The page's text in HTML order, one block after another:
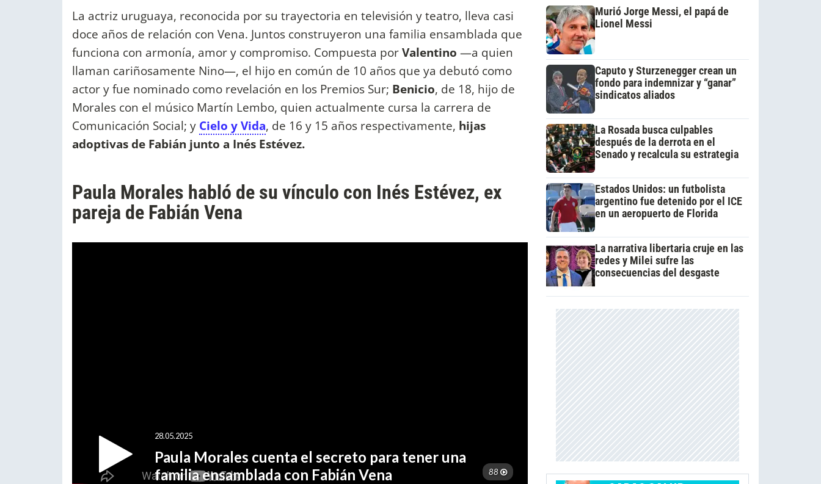
La actriz uruguaya, reconocida por su trayectoria en televisión y teatro, lleva casi
doce años de relación con Vena. Juntos construyeron una familia ensamblada que
funciona con armonía, amor y compromiso. Compuesta porValentino —a quien
llaman cariñosamente Nino—, el hijo en común de 10 años que ya debutó como
actor y fue nominado como revelación en los Premios Sur; Benicio, de 18, hijo de
Morales con el músico Martín Lembo, quien actualmente cursa la carrera de
Comunicación Social; y Cielo y Vida, de 16 y 15 años respectivamente, hijas
adoptivas de Fabián junto a Inés Estévez.
Paula Morales habló de su vínculo con Inés Estévez, ex
pareja de Fabián Vena
Murió Jorge Messi, el papá de
Lionel Messi
Caputo y Sturzenegger crean un
fondo para indemnizar y “ganar”
sindicatos aliados
La Rosada busca culpables
después de la derrota en el
Senado y recalcula su estrategia
Estados Unidos: un futbolista
argentino fue detenido por el ICE
en un aeropuerto de Florida
La narrativa libertaria cruje en las
redes y Milei sufre las
consecuencias del desgaste